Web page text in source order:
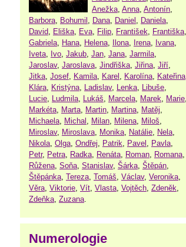
Anežka Anna Antonín
Barbora Bohumil Dana Daniel Daniela
David Eliška Eva Filip František Františka
Gabriela Hana Helena Ilona Irena Ivana
Iveta Ivo Jakub Jan Jana Jarmila
Jaroslav, Jaroslava Jindřiška Jiřina Jiří
Jitka Josef Kamila Karel Karolína Kateřina
Klára Kristýna Ladislav, Lenka Libuše
Lucie Ludmila Lukáš Marcela Marek Marie
Markéta Marta Martin Martina Matěj
Michaela Michal Milan Milena Miloš
Miroslav, Miroslava Monika Natálie Nela
Nikola Olga Ondřej Patrik Pavel Pavla
Petr, Petra Radka Renáta Roman Romana
Růžena Soňa Stanislav, Šárka Štěpán
Štěpánka Tereza Tomáš Václav, Veronika
Věra Viktorie Vít Vlasta Vojtěch Zdeněk
Zdeňka Zuzana
Numerologie